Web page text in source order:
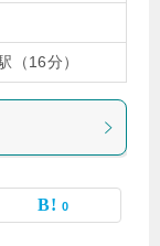
（16分）
0